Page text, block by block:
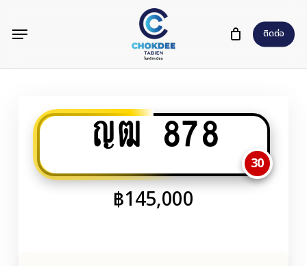
content
ติดต่อ
Menu
ญฒ 878
30
฿145,000